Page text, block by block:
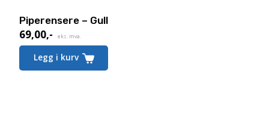
Piperensere – Gull
69,00,- eks. mva.
Legg i kurv